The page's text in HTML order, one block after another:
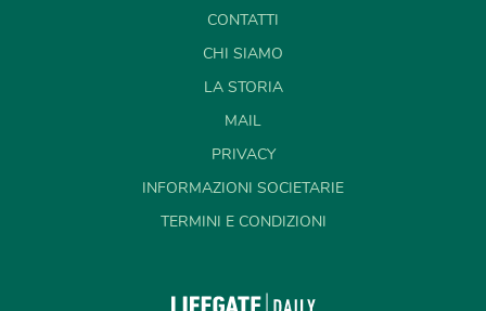
CONTATTI
CHI SIAMO
LA STORIA
MAIL
PRIVACY
INFORMAZIONI SOCIETARIE
TERMINI E CONDIZIONI